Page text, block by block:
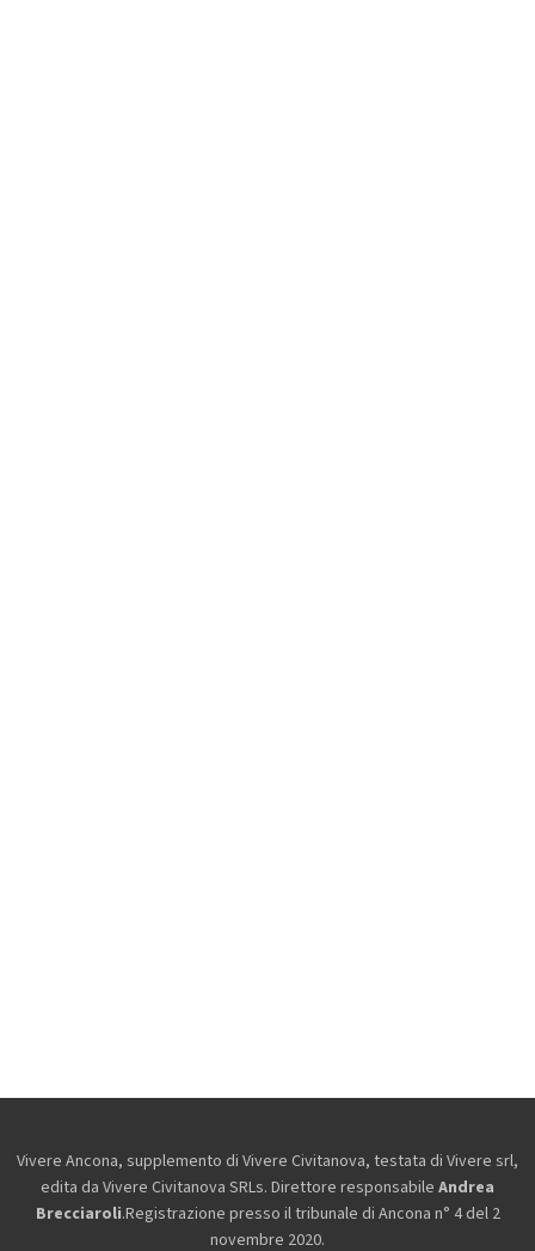
Vivere Ancona, supplemento di Vivere Civitanova, testata di Vivere srl,
edita da Vivere Civitanova SRLs. Direttore responsabile Andrea
Brecciaroli.Registrazione presso il tribunale di Ancona n° 4 del 2
novembre 2020.